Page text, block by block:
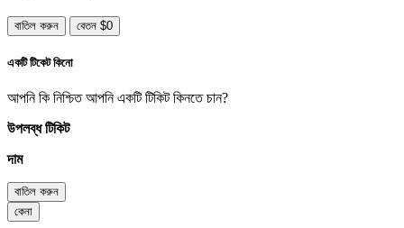
বাতিল করুন বেতন $0
একটি টিকেট কিনো
আপনি কি নিশ্চিত আপনি একটি টিকিট কিনতে চান?
উপলব্ধ টিকিট
দাম
বাতিল করুন
কেনা